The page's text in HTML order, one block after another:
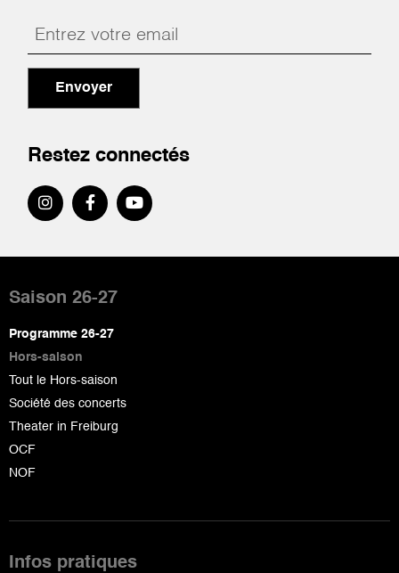
Envoyer
Restez connectés
de
page
Saison 26-27
Programme 26-27
Hors-saison
Tout le Hors-saison
Société des concerts
Theater in Freiburg
OCF
NOF
Infos pratiques